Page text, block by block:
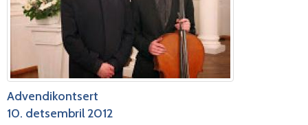
Advendikontsert
10. detsembril 2012